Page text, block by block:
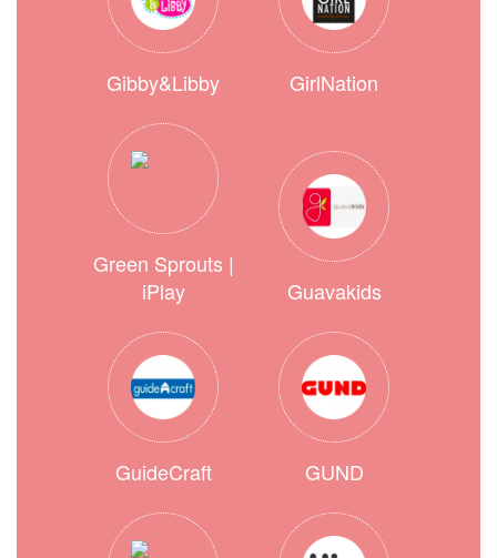
Gibby&Libby GirlNation
Green Sprouts |
iPlay
Guavakids
GuideCraft GUND